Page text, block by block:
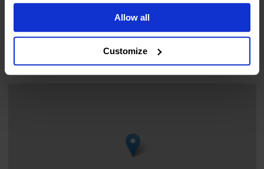
Allow all
Customize
Arctic living
Enkel
Kart